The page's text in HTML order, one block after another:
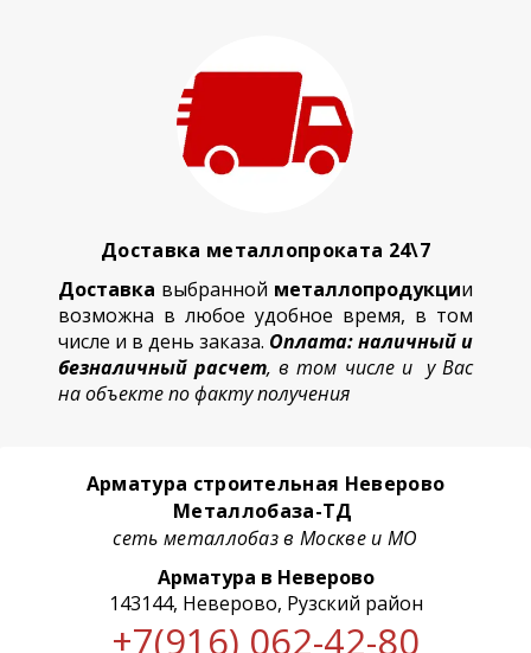
Доставка металлопроката 24\7
Доставка выбранной металлопродукции
возможна в любое удобное время, в том
числе и в день заказа. Оплата: наличный и
безналичный расчет, в том числе и у Вас
на объекте по факту получения
Арматура строительная Неверово
Металлобаза-ТД
сеть металлобаз в Москве и МО
Арматура в Неверово
143144, Неверово, Рузский район
+7(916) 062-42-80